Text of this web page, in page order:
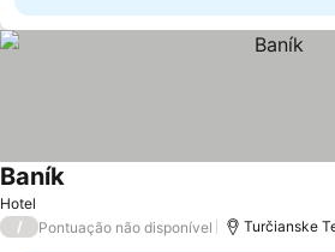
Hotel
Baník
/ Pontuação não disponível Turčianske